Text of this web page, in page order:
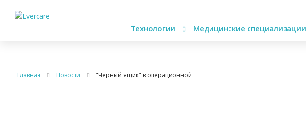
Технологии Медицинские специализации
Главная Новости "Черный ящик" в операционной